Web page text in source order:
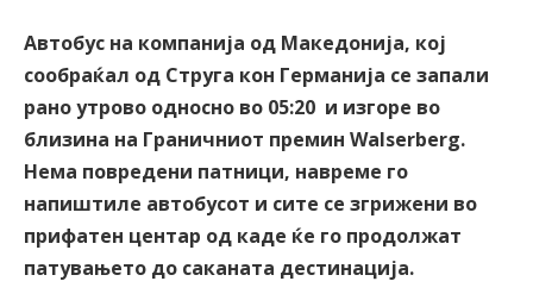
Автобус на компанија од Македонија, кој
сообраќал од Струга кон Германија се запали
рано утрово односно во 05:20 и изгоре во
близина на Граничниот премин Walserberg.
Нема повредени патници, навреме го
напиштиле автобусот и сите се згрижени во
прифатен центар од каде ќе го продолжат
патувањето до саканата дестинација.